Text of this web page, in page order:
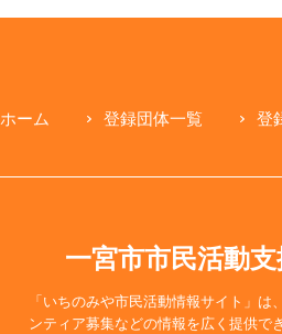
ホーム 登録団体一覧 登
一宮市市民活動
「いちのみや市民活動情報サイト」は
ンティア募集などの情報を広く提供で